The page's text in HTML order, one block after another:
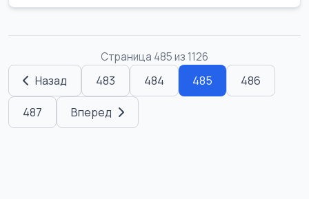
Страница 485 из 1126
Назад 483 484 485 486
487 Вперед